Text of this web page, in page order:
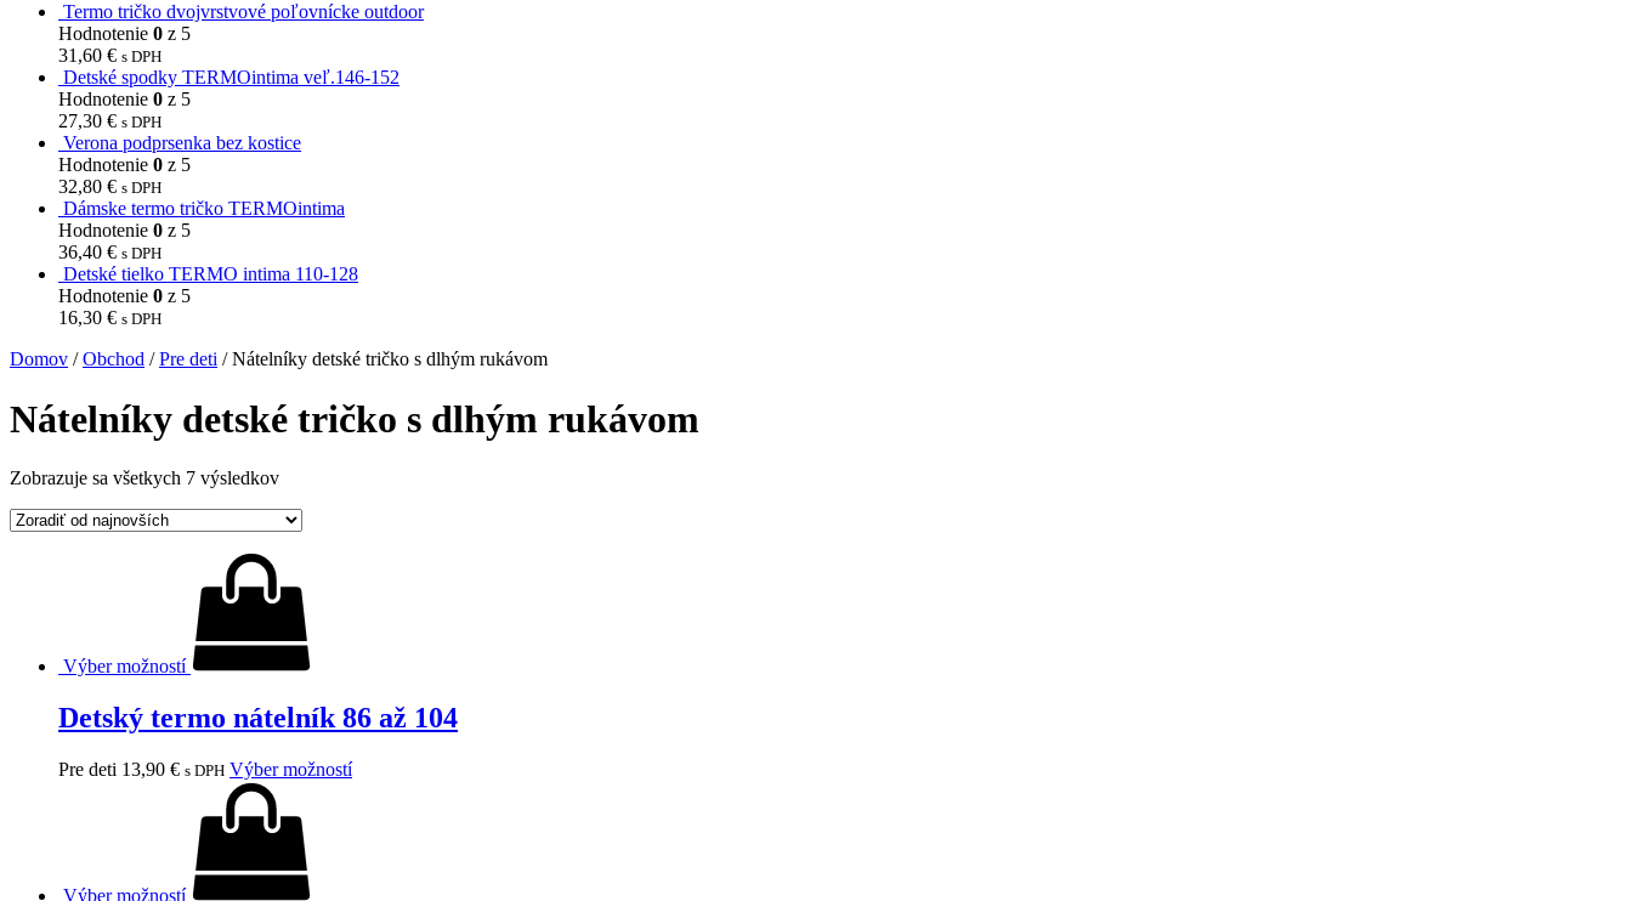
Termo tričko dvojvrstvové poľovnícke outdoor
Hodnotenie 0 z 5
31,60 € s DPH
Detské spodky TERMOintima veľ.146-152
Hodnotenie 0 z 5
27,30 € s DPH
Verona podprsenka bez kostice
Hodnotenie 0 z 5
32,80 € s DPH
Dámske termo tričko TERMOintima
Hodnotenie 0 z 5
36,40 € s DPH
Detské tielko TERMO intima 110-128
Hodnotenie 0 z 5
16,30 € s DPH
Domov /Obchod /Pre deti / Nátelníky detské tričko s dlhým rukávom
Nátelníky detské tričko s dlhým rukávom
Zobrazuje sa všetkych 7 výsledkov
Výber možností
Detský termo nátelník 86 až 104
Pre deti 13,90 € s DPH Výber možností
Výber možností